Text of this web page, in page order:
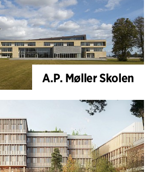
A.P. Møller Skolen